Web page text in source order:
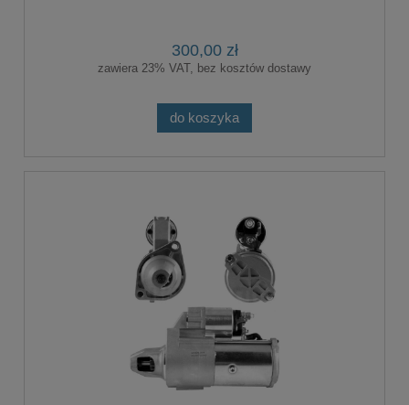
300,00 zł
zawiera 23% VAT, bez kosztów dostawy
do koszyka